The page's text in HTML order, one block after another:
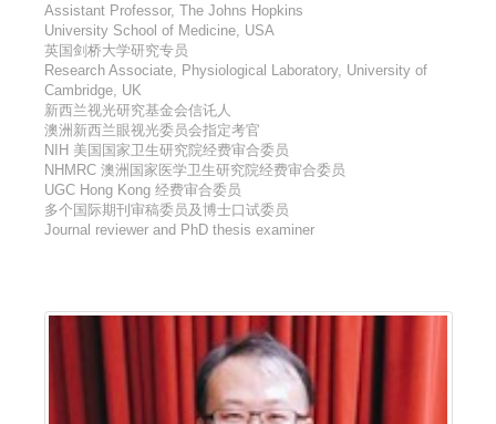
Assistant Professor, The Johns Hopkins
University School of Medicine, USA
英国剑桥大学研究专员
Research Associate, Physiological Laboratory, University of
Cambridge, UK
新西兰视光研究基金会信讬人
澳洲新西兰眼视光委员会指定考官
NIH 美国国家卫生研究院经费审合委员
NHMRC 澳洲国家医学卫生研究院经费审合委员
UGC Hong Kong 经费审合委员
多个国际期刊审稿委员及博士口试委员
Journal reviewer and PhD thesis examiner